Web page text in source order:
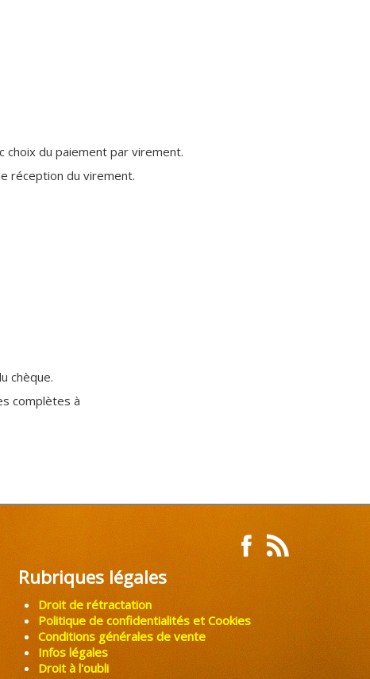
choix du paiement par virement.
réception du virement.
chèque.
complètes à
Rubriques légales
Droit de rétractation
Politique de confidentialités et Cookies
Conditions générales de vente
Infos légales
Droit à l'oubli